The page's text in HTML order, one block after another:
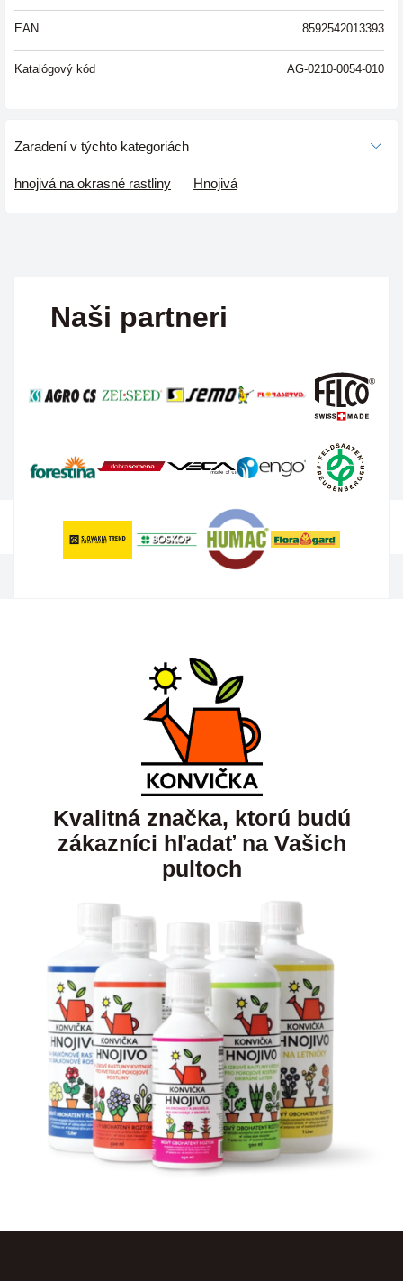
EAN 8592542013393
Katalógový kód AG-0210-0054-010
Zaradení v týchto kategoriách
hnojivá na okrasné rastliny Hnojivá
Naši partneri
Kvalitná značka, ktorú budú
zákazníci hľadať na Vašich
pultoch